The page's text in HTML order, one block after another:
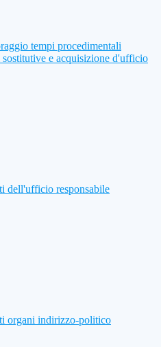
tempi procedimentali
e acquisizione d'ufficio
dell'ufficio responsabile
organi indirizzo-politico